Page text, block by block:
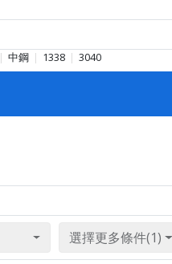
中鋼 1338 3040
選擇更多條件(1)